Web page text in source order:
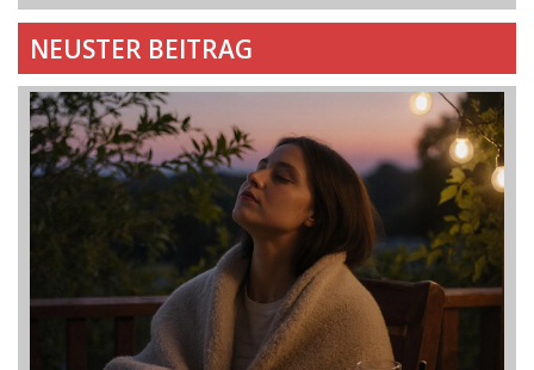
NEUSTER BEITRAG